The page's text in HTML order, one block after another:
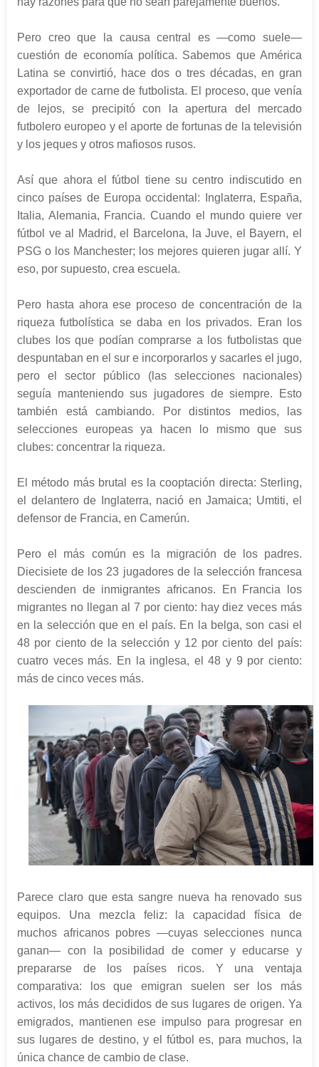
Pero creo que la causa central es —como suele—
cuestión de economía política. Sabemos que América
Latina se convirtió, hace dos o tres décadas, en gran
exportador de carne de futbolista. El proceso, que venía
de lejos, se precipitó con la apertura del mercado
futbolero europeo y el aporte de fortunas de la televisión
y los jeques y otros mafiosos rusos.
Así que ahora el fútbol tiene su centro indiscutido en
cinco países de Europa occidental: Inglaterra, España,
Italia, Alemania, Francia. Cuando el mundo quiere ver
fútbol ve al Madrid, el Barcelona, la Juve, el Bayern, el
PSG o los Manchester; los mejores quieren jugar allí. Y
eso, por supuesto, crea escuela.
Pero hasta ahora ese proceso de concentración de la
riqueza futbolística se daba en los privados. Eran los
clubes los que podían comprarse a los futbolistas que
despuntaban en el sur e incorporarlos y sacarles el jugo,
pero el sector público (las selecciones nacionales)
seguía manteniendo sus jugadores de siempre. Esto
también está cambiando. Por distintos medios, las
selecciones europeas ya hacen lo mismo que sus
clubes: concentrar la riqueza.
El método más brutal es la cooptación directa: Sterling,
el delantero de Inglaterra, nació en Jamaica; Umtiti, el
defensor de Francia, en Camerún.
Pero el más común es la migración de los padres.
Diecisiete de los 23 jugadores de la selección francesa
descienden de inmigrantes africanos. En Francia los
migrantes no llegan al 7 por ciento: hay diez veces más
en la selección que en el país. En la belga, son casi el
48 por ciento de la selección y 12 por ciento del país:
cuatro veces más. En la inglesa, el 48 y 9 por ciento:
más de cinco veces más.
Parece claro que esta sangre nueva ha renovado sus
equipos. Una mezcla feliz: la capacidad física de
muchos africanos pobres —cuyas selecciones nunca
ganan— con la posibilidad de comer y educarse y
prepararse de los países ricos. Y una ventaja
comparativa: los que emigran suelen ser los más
activos, los más decididos de sus lugares de origen. Ya
emigrados, mantienen ese impulso para progresar en
sus lugares de destino, y el fútbol es, para muchos, la
única chance de cambio de clase.